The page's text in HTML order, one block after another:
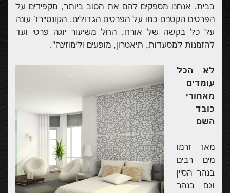
בבית. אנחנו מספקים להם את הטוב ביותר, מקפידים על
הפרטים הקטנים כמו על הפרטים הגדולים. הקונסיירז' עונה
על כל בקשה של אורח, החל משיעור יוגה פרטי ועד
להזמנות למסעדות, תיאטרון, מופעים ולימוזינה".
לא הכל
עומדים
מאחורי
כובד
השם
מאז זרמו
מים רבים
בנהר הסיין
וגם בנהר